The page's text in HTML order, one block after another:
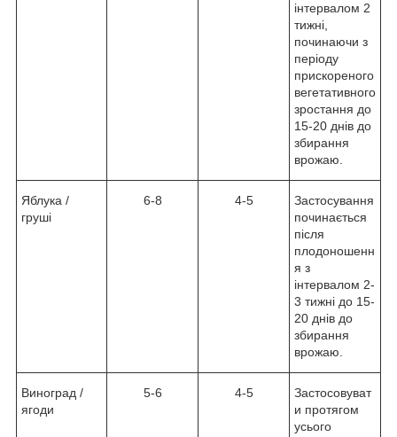
інтервалом 2
тижні,
починаючи з
періоду
прискореного
вегетативного
зростання до
15-20 днів до
збирання
врожаю.
Яблука /
груші
6-8 4-5
Застосування
починається
після
плодоношенн
я з
інтервалом 2-
3 тижні до 15-
20 днів до
збирання
врожаю.
Виноград /
ягоди
5-6 4-5
Застосовуват
и протягом
усього